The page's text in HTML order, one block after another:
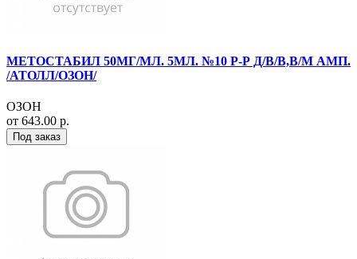
МЕТОСТАБИЛ 50МГ/МЛ. 5МЛ. №10 Р-Р Д/В/В,В/М АМП.
/АТОЛЛ/ОЗОН/
ОЗОН
от 643.00 р.
Под заказ